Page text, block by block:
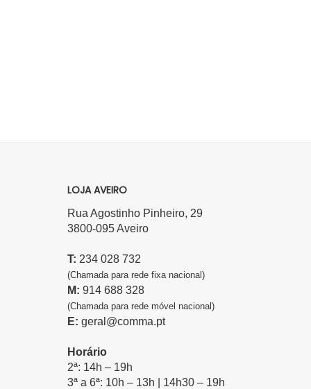
LOJA AVEIRO
Rua Agostinho Pinheiro, 29
3800-095 Aveiro
T: 234 028 732
(Chamada para rede fixa nacional)
M: 914 688 328
(Chamada para rede móvel nacional)
E: geral@comma.pt
Horário
2ª: 14h – 19h
3ª a 6ª: 10h – 13h | 14h30 – 19h